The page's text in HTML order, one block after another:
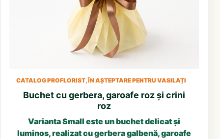
CATALOG PROFLORIST, ÎN AȘTEPTARE PENTRU VASILAȚI
Buchet cu gerbera, garoafe roz și crini
roz
Varianta Small este un buchet delicat și
luminos, realizat cu gerbera galbenă, garoafe